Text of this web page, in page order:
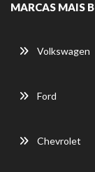
MARCAS MAIS
Volkswagen
Ford
Chevrolet